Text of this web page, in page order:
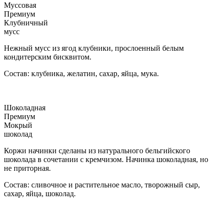
Муссовая
Премиум
Клубничный
мусс
Нежный мусс из ягод клубники, прослоенный белым
кондитерским бисквитом.
Состав: клубника, желатин, сахар, яйца, мука.
Шоколадная
Премиум
Мокрый
шоколад
Коржи начинки сделаны из натурального бельгийского
шоколада в сочетании с кремчизом. Начинка шоколадная, но
не приторная.
Состав: сливочное и растительное масло, творожный сыр,
сахар, яйца, шоколад.